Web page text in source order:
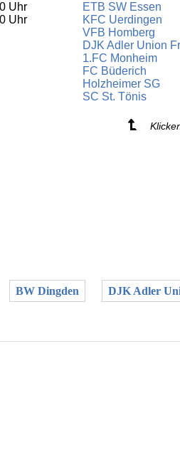
Uhr ETB SW Essen
Uhr
KFC Uerdingen
VFB Homberg
DJK Adler Union
1.FC Monheim
FC Büderich
Holzheimer SG
SC St. Tönis
BW Dingden DJK Adler